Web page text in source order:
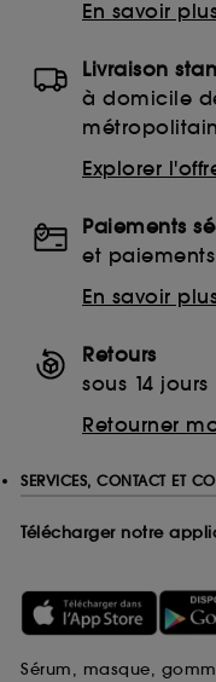
En savoir
Livraison
à domicile
Explorer
Paiements
et
En savoir
Retours
sous 14 jours
Retourner
SERVICES, CONTACT ET
Télécharger notre
Sérum, masque,